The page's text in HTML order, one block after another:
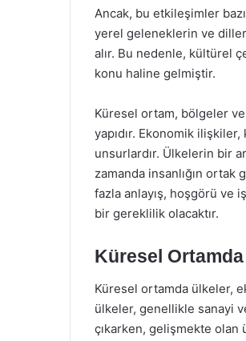
Ancak, bu etkileşimler
yerel geleneklerin ve
alır. Bu nedenle, kültürel
konu haline gelmiştir.
Küresel ortam, bölgeler
yapıdır. Ekonomik
unsurlardır. Ülkelerin bir
zamanda insanlığın
fazla anlayış, hoşgörü ve
bir gereklilik olacaktır.
Küresel
Küresel ortamda ülkeler,
ülkeler, genellikle sanayi
çıkarken, gelişmekte olan